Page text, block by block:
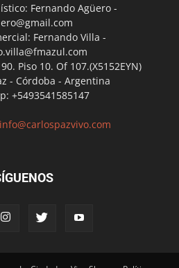
Fernando Agüero -
Fernando Villa -
Piso 10. Of 107.(X5152EYN)
- Córdoba - Argentina
+5493541585147
info@carlospazvivo.com